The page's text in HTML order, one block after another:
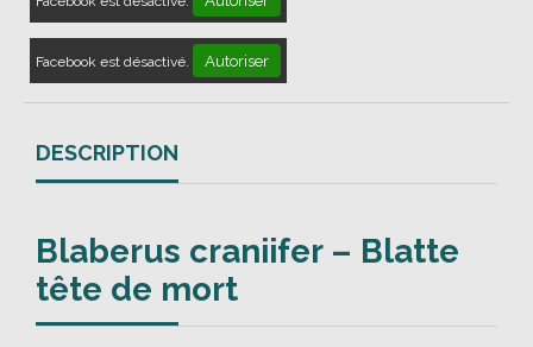
Facebook est désactivé. Autoriser
DESCRIPTION
Blaberus craniifer – Blatte
tête de mort